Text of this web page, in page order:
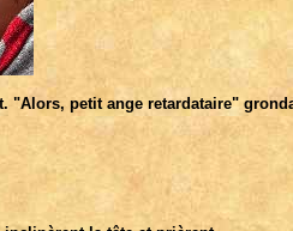
petit ange retardataire"